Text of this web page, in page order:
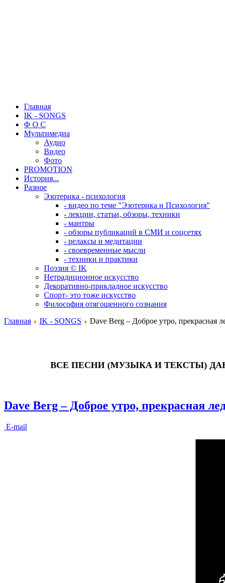
Главная
IK - SONGS
Ф О С
Мультимедиа
Аудио
Видео
Фото
PROMOTION
История...
Разное
Эзотерика - психология
- видео по теме "Эзотерика и Психология"
- лекции, статьи, обзоры, техники
- мантры
- обзоры публикаций в СМИ и соцсетях
- релаксы и медитации
- своевременные мысли
- техники и практики
Поэзия © IK
Нетрадиционное искусство
Декоративно-прикладное искусство
Спорт- это тоже искусство
Философия отягощенного сознания
Главная
IK - SONGS Dave Berg – Доброе утро, прекрасная
ВСЕ ПЕСНИ (МУЗЫКА И ТЕКСТЫ)
Dave Berg – Доброе утро, прекрасная
E-mail